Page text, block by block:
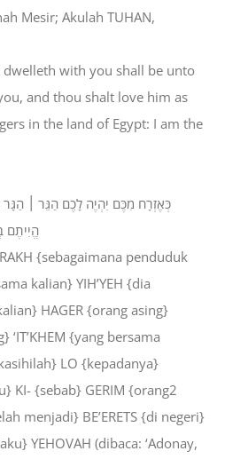
Mesir; Akulah TUHAN,
dwelleth with you shall be unto
and thou shalt love him as
in the land of Egypt: I am the
כְּאֶזְרָח מִכֶּם יִהְיֶה לָכֶם הַגֵּר ׀ הַגָּר
הֱיִיתֶם
{sebagaimana penduduk
kalian} YIH’YEH {dia
HAGER {orang asing}
‘IT’KHEM {yang bersama
kasihilah} LO {kepadanya}
KI- {sebab} GERIM {orang2
menjadi} BE’ERETS {di negeri}
YEHOVAH (dibaca: ‘Adonay,